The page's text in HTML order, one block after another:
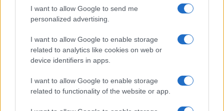
I want to allow Google to send me
personalized advertising.
I want to allow Google to enable storage
related to analytics like cookies on web or
device identifiers in apps.
I want to allow Google to enable storage
related to functionality of the website or app.
LIFESTYLE